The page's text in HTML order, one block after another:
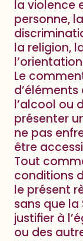
la violence
personne,
la religion,
Le
l’alcool ou
présenter
ne pas
être
Tout
conditions
le présent
sans que
justifier à
ou des